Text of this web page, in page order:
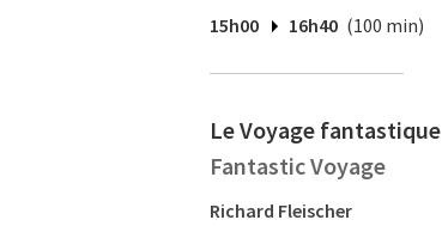
15h00 16h40 (100 min)
Le Voyage fantastique
Fantastic Voyage
Richard Fleischer